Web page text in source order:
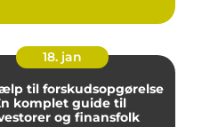
18. jan
til forskudsopgørelse
komplet guide til
og finansfolk